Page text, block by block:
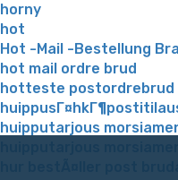
horny
hot
Hot -Mail -Bestellung
hot mail ordre brud
hotteste postordrebrud
huipputarjous